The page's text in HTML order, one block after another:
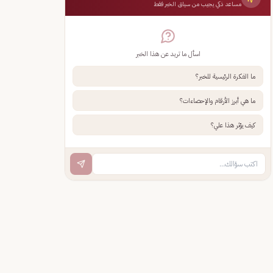
مساعد ذكي يجيب من سياق الخبر فقط
اسأل ما تريد عن هذا الخبر
ما الفكرة الرئيسية للخبر؟
ما هي أبرز الأرقام والإحصاءات؟
كيف يؤثر هذا علي؟